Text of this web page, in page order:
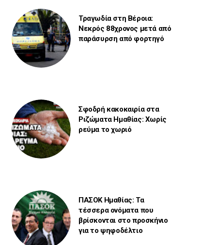
Τραγωδία στη Βέροια:
Νεκρός 88χρονος μετά από
παράσυρση από φορτηγό
Σφοδρή κακοκαιρία στα
Ριζώματα Ημαθίας: Χωρίς
ρεύμα το χωριό
ΠΑΣΟΚ Ημαθίας: Τα
τέσσερα ονόματα που
βρίσκονται στο προσκήνιο
για το ψηφοδέλτιο